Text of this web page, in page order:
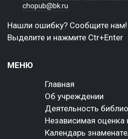
chopub@bk.ru
Нашли ошибку? Сообщите нам!
Выделите и нажмите Ctr+Enter
МЕНЮ
Главная
Об учреждении
Деятельность
Независимая оценка
Календарь